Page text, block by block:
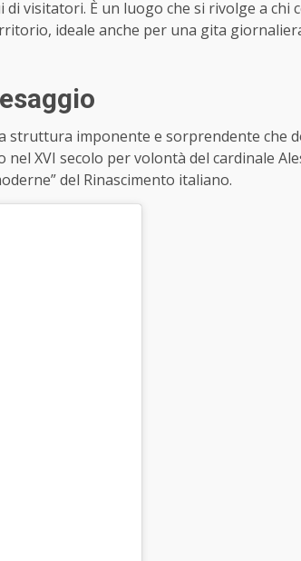
visitatori. È un luogo che si rivolge a chi
ideale anche per una gita
struttura imponente e sorprendente che
XVI secolo per volontà del cardinale
del Rinascimento italiano.